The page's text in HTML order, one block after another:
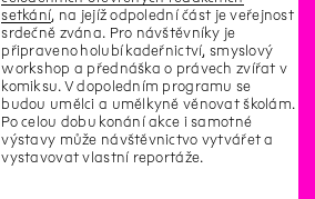
setkání, na jejíž odpolední část je veřejnost
srdečně zvána. Pro návštěvníky je
připraveno holubí kadeřnictví, smyslový
workshop a přednáška o právech zvířat v
komiksu. V dopoledním programu se
budou umělci a umělkyně věnovat školám.
Po celou dobu konání akce i samotné
výstavy může návštěvnictvo vytvářet a
vystavovat vlastní reportáže.